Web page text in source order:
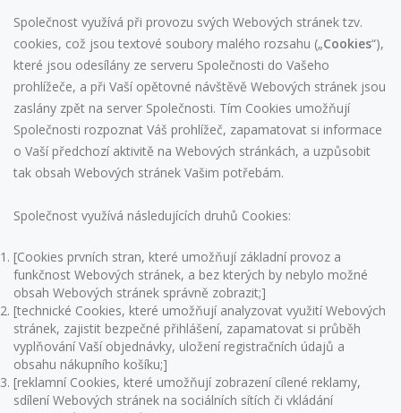
Společnost využívá při provozu svých Webových stránek tzv.
cookies, což jsou textové soubory malého rozsahu („Cookies“),
které jsou odesílány ze serveru Společnosti do Vašeho
prohlížeče, a při Vaší opětovné návštěvě Webových stránek jsou
zaslány zpět na server Společnosti. Tím Cookies umožňují
Společnosti rozpoznat Váš prohlížeč, zapamatovat si informace
o Vaší předchozí aktivitě na Webových stránkách, a uzpůsobit
tak obsah Webových stránek Vašim potřebám.
Společnost využívá následujících druhů Cookies:
[Cookies prvních stran, které umožňují základní provoz a
funkčnost Webových stránek, a bez kterých by nebylo možné
obsah Webových stránek správně zobrazit;]
[technické Cookies, které umožňují analyzovat využití Webových
stránek, zajistit bezpečné přihlášení, zapamatovat si průběh
vyplňování Vaší objednávky, uložení registračních údajů a
obsahu nákupního košíku;]
[reklamní Cookies, které umožňují zobrazení cílené reklamy,
sdílení Webových stránek na sociálních sítích či vkládání